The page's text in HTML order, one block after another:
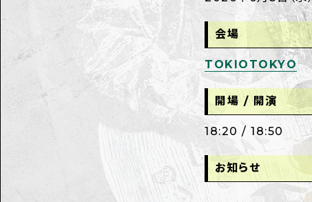
会場
TOKIOTOKYO
開場 / 開演
18:20 / 18:50
お知らせ